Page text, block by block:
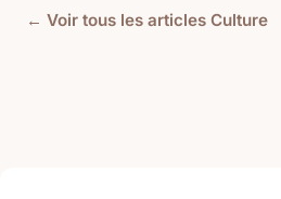
← Voir tous les articles Culture